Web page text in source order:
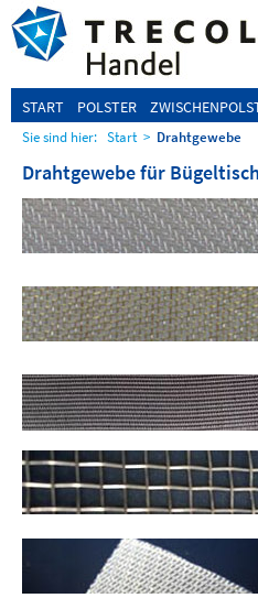
START POLSTER
Sie sind hier: Start > Drahtgewebe
Drahtgewebe für